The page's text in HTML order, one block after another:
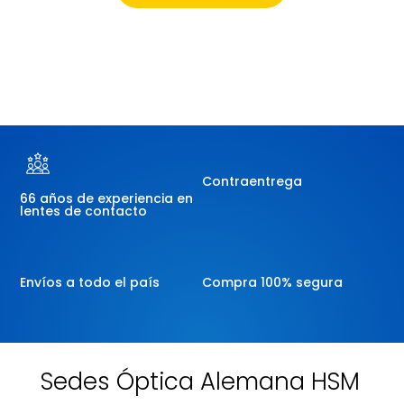
66 años de experiencia en
lentes de contacto
Contraentrega
Envíos a todo el país Compra 100% segura
Sedes Óptica Alemana HSM